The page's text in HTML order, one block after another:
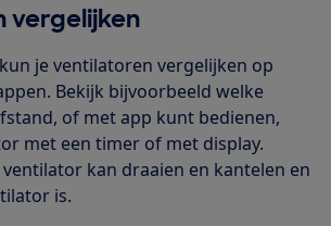
vergelijken
je ventilatoren vergelijken op
Bekijk bijvoorbeeld welke
of met app kunt bedienen,
met een timer of met display.
kan draaien en kantelen en
is.